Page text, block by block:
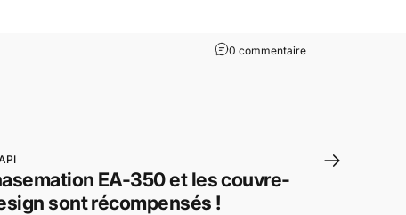
0 commentaire
EA-350 et les couvre-
sont récompensés !